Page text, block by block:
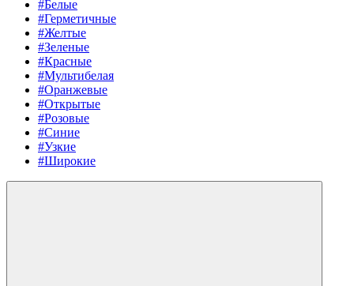
#Белые
#Герметичные
#Желтые
#Зеленые
#Красные
#Мультибелая
#Оранжевые
#Открытые
#Розовые
#Синие
#Узкие
#Широкие